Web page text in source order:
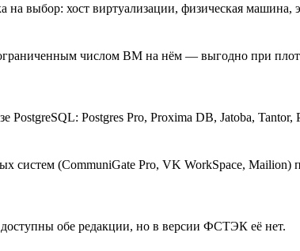
выбор: хост виртуализации, физическая машина,
числом ВМ на нём — выгодно при
PostgreSQL: Postgres Pro, Proxima DB, Jatoba, Tantor,
систем (CommuniGate Pro, VK WorkSpace, Mailion)
обе редакции, но в версии ФСТЭК её нет.